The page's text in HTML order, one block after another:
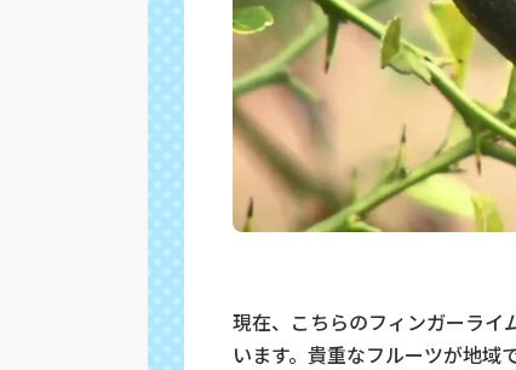
現在、こちらのフィンガーライ
います。貴重なフルーツが地域